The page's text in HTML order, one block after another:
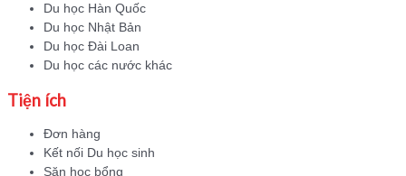
Du học Hàn Quốc
Du học Nhật Bản
Du học Đài Loan
Du học các nước khác
Tiện ích
Đơn hàng
Kết nối Du học sinh
Săn học bổng